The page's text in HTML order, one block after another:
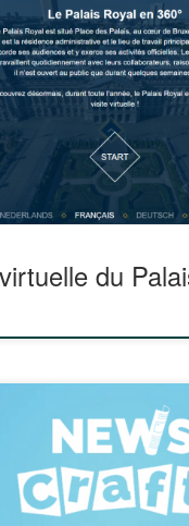
ouverture du Palais
d’été n’aura pas lieu
par contre de découvrir
Elle promène le visiteur
du Roi. À chaque fois,
la […]
du
un serious game
d’un journaliste travaillant
Simple et facile à